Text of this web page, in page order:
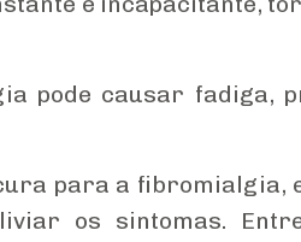
pode causar fadiga,
para a fibromialgia,
os sintomas.